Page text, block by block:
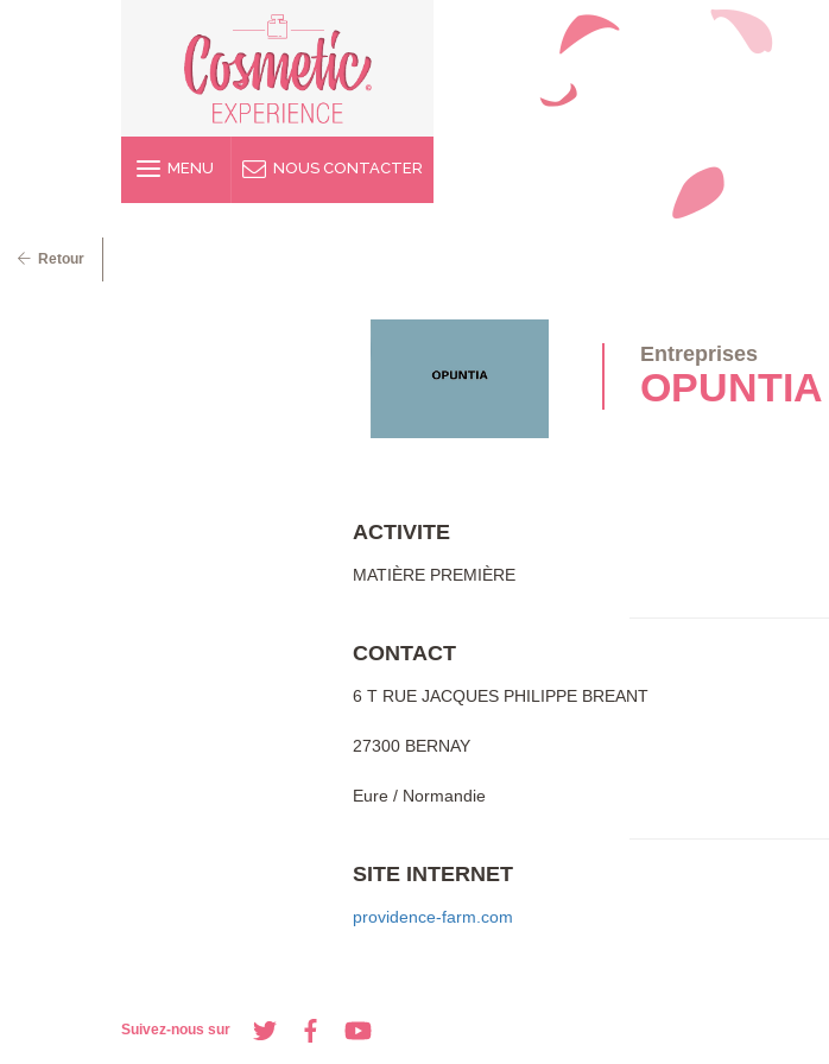
MENU NOUS CONTACTER
Entreprises
OPUNTIA
ACTIVITE
MATIÈRE PREMIÈRE
CONTACT
6 T RUE JACQUES PHILIPPE BREANT
27300 BERNAY
Eure / Normandie
SITE INTERNET
providence-farm.com
Retour
Suivez-nous sur